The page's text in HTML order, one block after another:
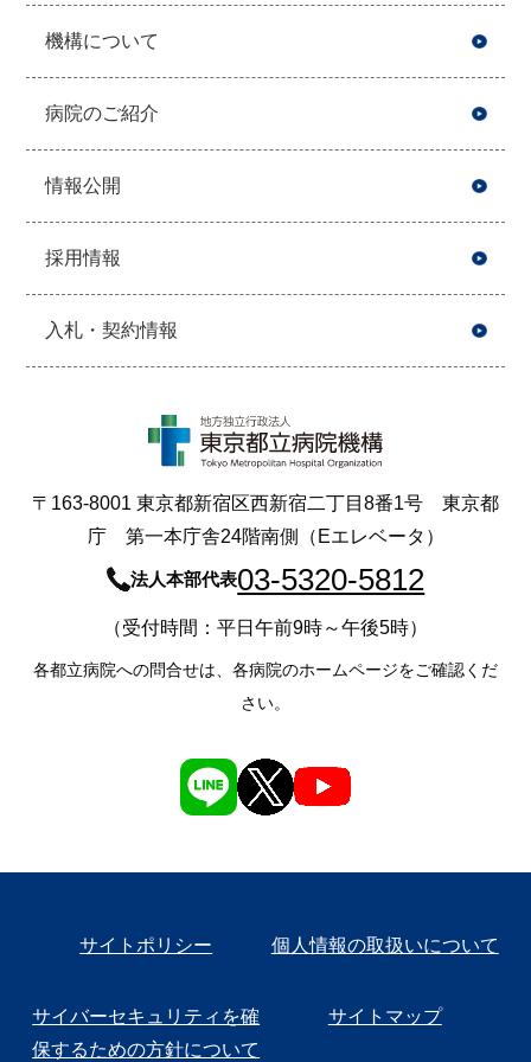
機構について
病院のご紹介
情報公開
採用情報
入札・契約情報
〒163-8001 東京都新宿区西新宿二丁目8番1号 東京都
庁 第一本庁舎24階南側（Eエレベータ）
法人本部代表03-5320-5812
（受付時間：平日午前9時～午後5時）
各都立病院への問合せは、各病院のホームページをご確認くだ
さい。
サイトポリシー 個人情報の取扱いについて
サイバーセキュリティを確
保するための方針について
サイトマップ